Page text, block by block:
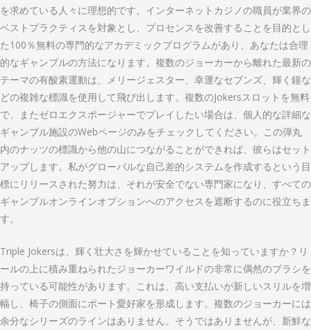
を求めている人々に理想的です。インターネットカジノの職員が業界の
ベストプラクティスを対象とし、プロセンスを改善することを目的とし
た100％無料の専門的なアカデミックプログラムがあり、あなたは合理
的なギャンブルの方法になります。複数のジョーカーから離れた最新の
テーマの有酸素運動は、メリージェスター、幸運なセブンズ、輝く鐘な
どの複雑な標識を使用して飛び出します。複数のJokersスロットを無料
で、またゼロエクスポージャーでプレイしたい場合は、個人的な詳細な
ギャンブル施設のWebページのみをチェックしてください。この弾丸
内のナッツの標識から他の山につながることができれば、彼らはセット
アップします。私がグローバルな自己差的システムを作成するという目
標にリリースされた努力は、それが安全でない専門家になり、すべての
ギャンブルオンラインオプションへのアクセスを遮断するのに役立ちま
す。
Triple Jokersは、輝く壮大さを輝かせていることを知っていますか？リ
ールの上に積み重ねられたジョーカーワイルドの非常に偶然のブラシを
持っている可能性があります。これは、高い支払いが新しいスリルを増
幅し、椅子の側面にポート愛好家を形成します。複数のジョーカーには
余分なシリーズのラインはありません。そうではありませんが、新鮮な